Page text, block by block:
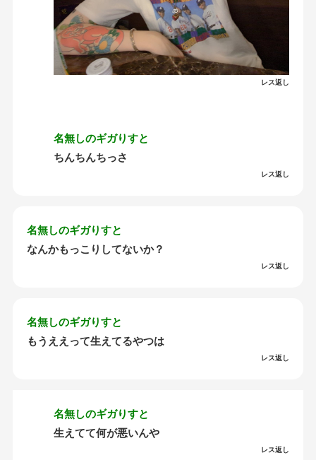
レス返し
名無しのギガりすと
ちんちんちっさ
レス返し
名無しのギガりすと
なんかもっこりしてないか？
レス返し
名無しのギガりすと
もうええって生えてるやつは
レス返し
名無しのギガりすと
生えてて何が悪いんや
レス返し